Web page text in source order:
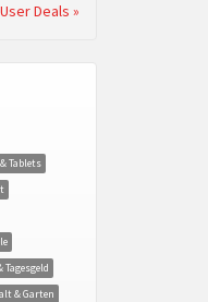
Deals »
Tablets
& Garten